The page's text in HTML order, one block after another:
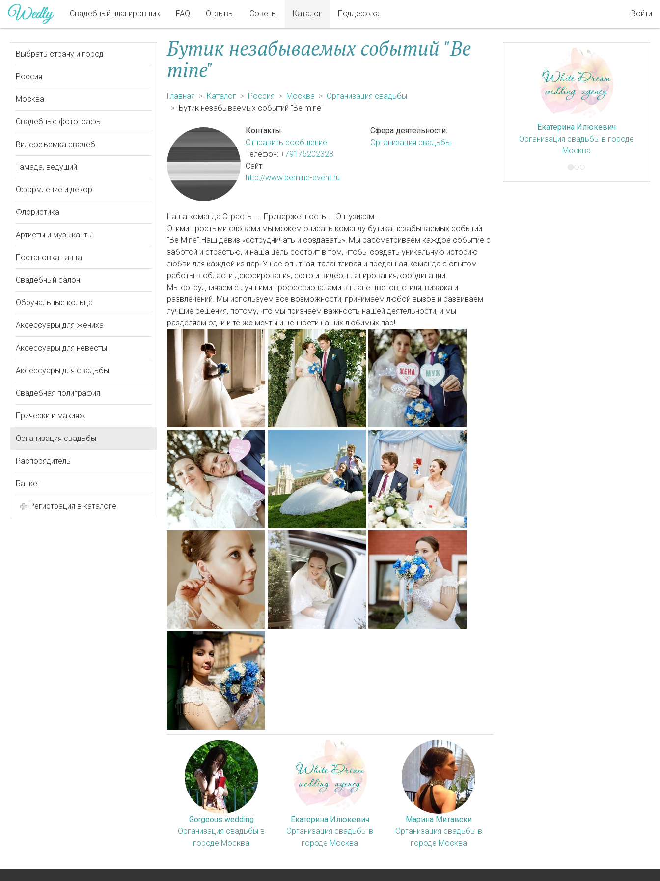
Свадебный планировщик FAQ Отзывы Советы Каталог Поддержка Войти
Бутик незабываемых событий "Be
mine"
Главная Каталог Россия Москва
Организация свадьбы
Бутик незабываемых событий "Be mine"
Контакты:
Отправить сообщение
Телефон: +79175202323
Сайт:
http://www.bemine-event.ru
Сфера деятельности:
Организация свадьбы
Наша команда Страсть .... Приверженность ... Энтузиазм...
Этими простыми словами мы можем описать команду бутика незабываемых событий
"Be Mine".Наш девиз «сотрудничать и создавать»! Мы рассматриваем каждое событие с
заботой и страстью, и наша цель состоит в том, чтобы создать уникальную историю
любви для каждой из пар! У нас опытная, талантливая и преданная команда с опытом
работы в области декорирования, фото и видео, планирования,координации.
Мы сотрудничаем с лучшими профессионалами в плане цветов, стиля, визажа и
развлечений. Мы используем все возможности, принимаем любой вызов и развиваем
лучшие решения, потому, что мы признаем важность нашей деятельности, и мы
разделяем одни и те же мечты и ценности наших любимых пар!
Gorgeous wedding
Организация свадьбы в
городе Москва
Екатерина Илюкевич
Организация свадьбы в
городе Москва
Марина Митавски
Организация свадьбы в
городе Москва
Выбрать страну и город
Россия
Москва
Свадебные фотографы
Видеосъемка свадеб
Тамада, ведущий
Оформление и декор
Флористика
Артисты и музыканты
Постановка танца
Свадебный салон
Обручальные кольца
Аксессуары для жениха
Аксессуары для невесты
Аксессуары для свадьбы
Свадебная полиграфия
Прически и макияж
Организация свадьбы
Распорядитель
Банкет
Регистрация в каталоге
Екатерина Илюкевич
Организация свадьбы в городе
Москва